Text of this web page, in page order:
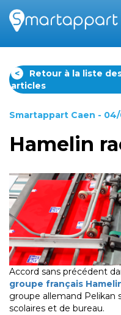
<
Retour à la liste
articles
Smartappart Caen -
Hamelin
Accord sans précédent
groupe français
groupe allemand Pelikan
scolaires et de bureau.